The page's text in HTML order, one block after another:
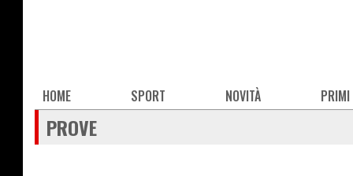
Main
navigation
HOME SPORT NOVITÀ PRIMI
PROVE